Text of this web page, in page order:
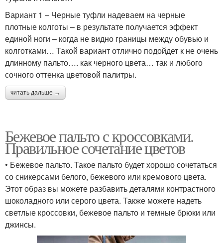
Вариант 1 – Черные туфли надеваем на черные
плотные колготы – в результате получается эффект
единой ноги – когда не видно границы между обувью и
колготками… Такой вариант отлично подойдет к не очень
длинному пальто…. как черного цвета… так и любого
сочного оттенка цветовой палитры.
читать дальше →
Бежевое пальто с кроссовками.
Правильное сочетание цветов
• Бежевое пальто. Такое пальто будет хорошо сочетаться
со сникерсами белого, бежевого или кремового цвета.
Этот образ вы можете разбавить деталями контрастного
шоколадного или серого цвета. Также можете надеть
светлые кроссовки, бежевое пальто и темные брюки или
джинсы.